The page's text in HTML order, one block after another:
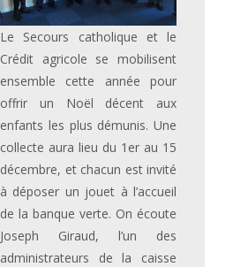
Le Secours catholique et le
Crédit agricole se mobilisent
ensemble cette année pour
offrir un Noël décent aux
enfants les plus démunis. Une
collecte aura lieu du 1er au 15
décembre, et chacun est invité
à déposer un jouet à l’accueil
de la banque verte. On écoute
Joseph Giraud, l’un des
administrateurs de la caisse